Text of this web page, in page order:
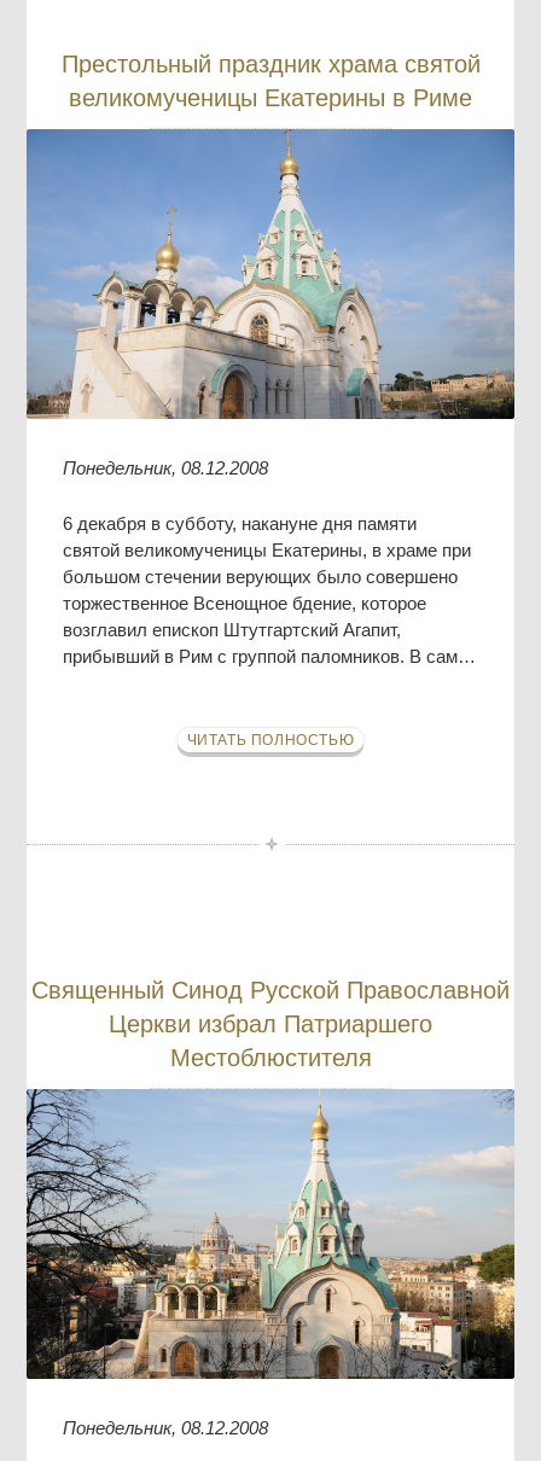
Престольный праздник храма святой
великомученицы Екатерины в Риме
Понедельник, 08.12.2008
6 декабря в субботу, накануне дня памяти
святой великомученицы Екатерины, в храме при
большом стечении верующих было совершено
торжественное Всенощное бдение, которое
возглавил епископ Штутгартский Агапит,
прибывший в Рим с группой паломников. В сам…
ЧИТАТЬ ПОЛНОСТЬЮ
Священный Синод Русской Православной
Церкви избрал Патриаршего
Местоблюстителя
Понедельник, 08.12.2008